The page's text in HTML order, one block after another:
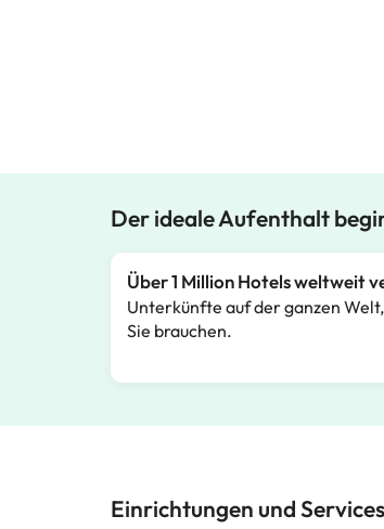
Der ideale Aufenthalt
Über 1 Million Hotels weltweit
Unterkünfte auf der ganzen
Sie brauchen.
Einrichtungen und Services